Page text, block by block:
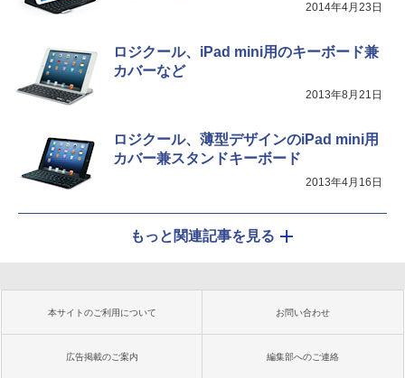
2014年4月23日
ロジクール、iPad mini用のキーボード兼
カバーなど
2013年8月21日
ロジクール、薄型デザインのiPad mini用
カバー兼スタンドキーボード
2013年4月16日
もっと関連記事を見る
本サイトのご利用について お問い合わせ
広告掲載のご案内 編集部へのご連絡